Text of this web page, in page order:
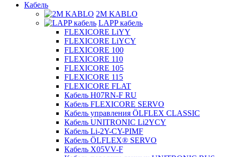
Кабель
2M KABLO
LAPP кабель
FLEXICORE LiYY
FLEXICORE LiYCY
FLEXICORE 100
FLEXICORE 110
FLEXICORE 105
FLEXICORE 115
FLEXICORE FLAT
Кабель H07RN-F RU
Кабель FLEXICORE SERVO
Кабель управления ÖLFLEX CLASSIC
Кабель UNITRONIC Li2YCY
Кабель Li-2Y-CY-PIMF
Кабель ÖLFLEX® SERVO
Кабель X05VV-F